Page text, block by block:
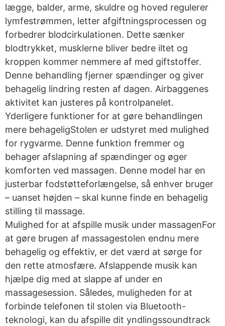
lægge, balder, arme, skuldre og hoved regulerer
lymfestrømmen, letter afgiftningsprocessen og
forbedrer blodcirkulationen. Dette sænker
blodtrykket, musklerne bliver bedre iltet og
kroppen kommer nemmere af med giftstoffer.
Denne behandling fjerner spændinger og giver
behagelig lindring resten af dagen. Airbaggenes
aktivitet kan justeres på kontrolpanelet.
Yderligere funktioner for at gøre behandlingen
mere behageligStolen er udstyret med mulighed
for rygvarme. Denne funktion fremmer og
behager afslapning af spændinger og øger
komforten ved massagen. Denne model har en
justerbar fodstøtteforlængelse, så enhver bruger
– uanset højden – skal kunne finde en behagelig
stilling til massage.
Mulighed for at afspille musik under massagenFor
at gøre brugen af massagestolen endnu mere
behagelig og effektiv, er det værd at sørge for
den rette atmosfære. Afslappende musik kan
hjælpe dig med at slappe af under en
massagesession. Således, muligheden for at
forbinde telefonen til stolen via Bluetooth-
teknologi, kan du afspille dit yndlingssoundtrack